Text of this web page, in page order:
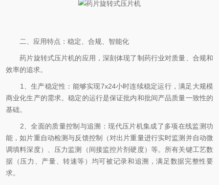
二、应用特点：稳定、合规、智能化
药片旋转式压片机的应用，深刻体现了制药行业对质量、合规和
效率的追求。
1、生产稳定性：能够实现7x24小时连续稳定运行，满足大规模
商业化生产的需求。稳定的运行是保证批内和批间产品质量一致性的
基础。
2、全面的质量控制与追溯：现代压片机集成了多项在线监测功
能，如片重自动检测与反馈控制（对出片重量进行实时监测并自动微
调填料深度）、压力监测（间接监控片剂硬度）等。所有关键工艺数
据（压力、产量、转速等）均可被记录和追溯，满足数据完整性要
求。